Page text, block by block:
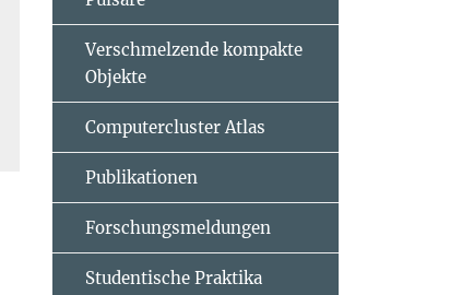
Verschmelzende kompakte
Objekte
Computercluster Atlas
Publikationen
Forschungsmeldungen
Studentische Praktika